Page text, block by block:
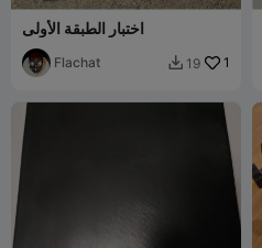
اختبار الطبقة الأولى
Flachat  19 1